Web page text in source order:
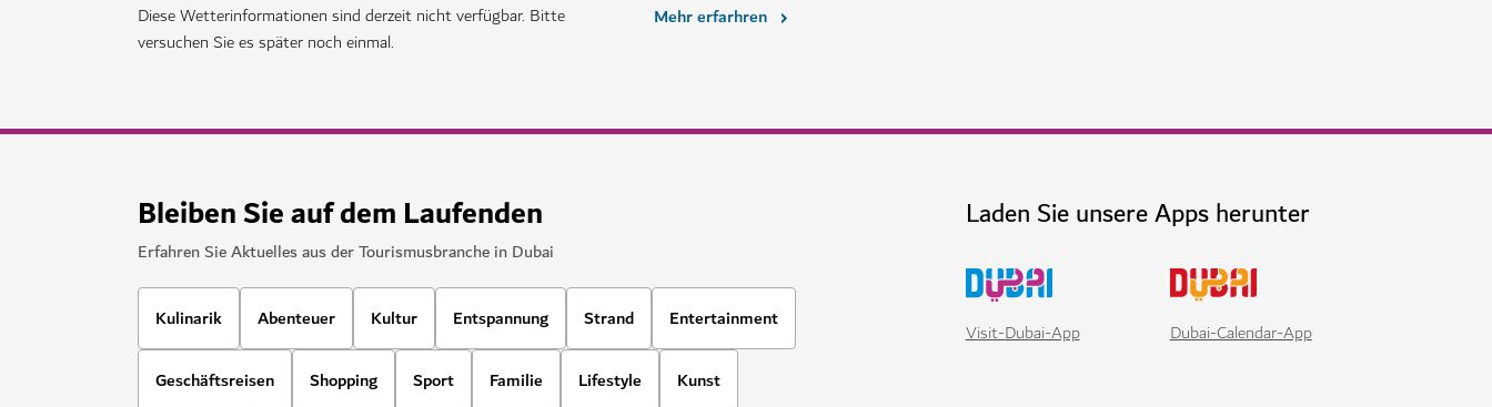
Diese Wetterinformationen sind derzeit nicht verfügbar. Bitte
versuchen Sie es später noch einmal.
Mehr erfarhren
Bleiben Sie auf dem Laufenden
Erfahren Sie Aktuelles aus der Tourismusbranche in Dubai
Kulinarik Abenteuer Kultur Entspannung Strand Entertainment
Geschäftsreisen Shopping Sport Familie Lifestyle Kunst
Laden Sie unsere Apps herunter
Visit-Dubai-App Dubai-Calendar-App